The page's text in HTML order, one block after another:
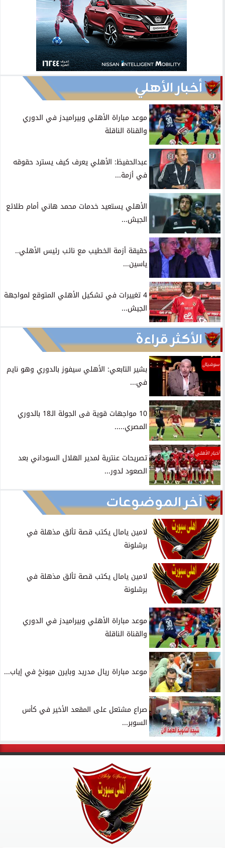
أخبار الأهلي
موعد مباراة الأهلي وبيراميدز في الدوري
والقناة الناقلة
عبدالحفيظ: الأهلي يعرف كيف يسترد حقوقه
في أزمة...
الأهلي يستعيد خدمات محمد هاني أمام طلائع
الجيش...
حقيقة أزمة الخطيب مع نائب رئيس الأهلي..
ياسين...
4 تغييرات في تشكيل الأهلي المتوقع لمواجهة
الجيش...
الأكثر قراءة
سوشيال
بشير التابعي: الأهلي سيفوز بالدوري وهو نايم
في...
10 مواجهات قوية فى الجولة الـ18 بالدوري
المصري.....
أخبار الأهلي
تصريحات عنترية لمدير الهلال السوداني بعد
الصعود لدور...
آخر الموضوعات
لامين يامال يكتب قصة تألق مذهلة في
برشلونة
لامين يامال يكتب قصة تألق مذهلة في
برشلونة
موعد مباراة الأهلي وبيراميدز في الدوري
والقناة الناقلة
موعد مباراة ريال مدريد وبايرن ميونخ في إياب...
صراع مشتعل على المقعد الأخير في كأس
السوبر...